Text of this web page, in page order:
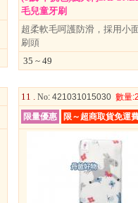
毛兒童牙刷
超柔軟毛呵護防滑，採用小
刷頭
35 ~ 49
11 . No: 421031015030 數量
限量優惠
限～超商取貨免運